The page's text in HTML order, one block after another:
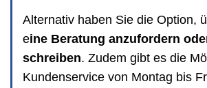
Alternativ haben Sie die Option,
eine Beratung anzufordern
schreiben. Zudem gibt es die
Kundenservice von Montag bis